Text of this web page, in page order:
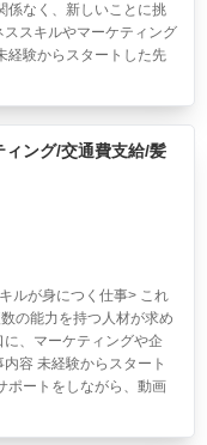
係なく、新しいことに挑
スキルやマーケティング
経験からスタートした先
ング/交通費支給/髪
ルが身につく仕事> これ
の能力を持つ人材が求め
、マーケティングや企
容 未経験からスタート
ポートをしながら、動画